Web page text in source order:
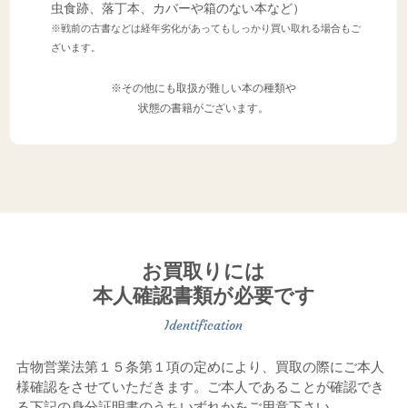
虫食跡、落丁本、カバーや箱のない本など）
※戦前の古書などは経年劣化があってもしっかり買い取れる場合もご
ざいます。
※その他にも取扱が難しい本の種類や
状態の書籍がございます。
お買取りには
本人確認書類が必要です
古物営業法第１５条第１項の定めにより、買取の際にご本人
様確認をさせていただきます。ご本人であることが確認でき